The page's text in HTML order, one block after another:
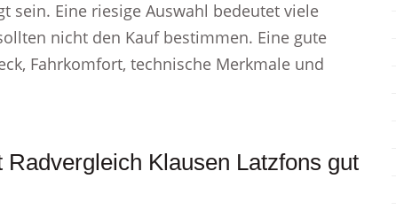
sein. Eine riesige Auswahl bedeutet viele
nicht den Kauf bestimmen. Eine gute
Fahrkomfort, technische Merkmale und
Klausen Latzfons gut